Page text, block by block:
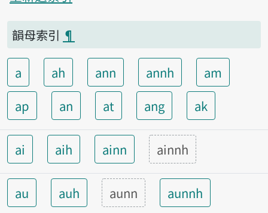
韻母索引 ¶
a ah ann annh
am
ap
an at ang ak
ai aih ainn ainnh
au auh aunn aunnh